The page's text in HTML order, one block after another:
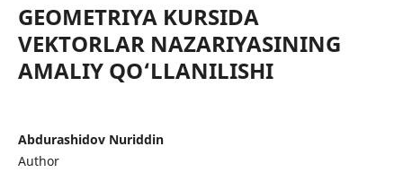
GEOMETRIYA KURSIDA
VEKTORLAR NAZARIYASINING
AMALIY QO‘LLANILISHI
Abdurashidov Nuriddin
Author